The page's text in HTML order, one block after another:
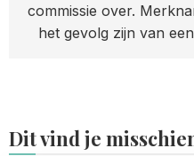
commissie over.
het gevolg zijn van
Dit vind je